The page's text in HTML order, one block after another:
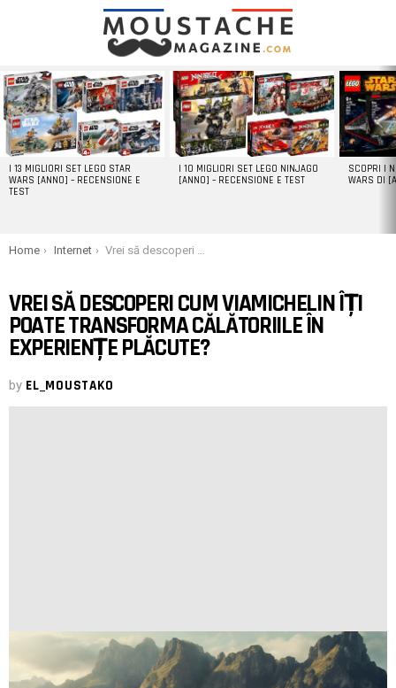
LATEST
STORIES
I 13 MIGLIORI SET LEGO STAR
WARS [ANNO] – RECENSIONE E
TEST
I 10 MIGLIORI SET LEGO NINJAGO
[ANNO] – RECENSIONE E TEST
SCOPRI I
WARS DI
You are here:
Home Internet Vrei să descoperi cum Viamichelin îți poate transforma călătoriile în experiențe plăcute?
VREI SĂ DESCOPERI CUM VIAMICHELIN ÎȚI
POATE TRANSFORMA CĂLĂTORIILE ÎN
EXPERIENȚE PLĂCUTE?
by EL_MOUSTAKO